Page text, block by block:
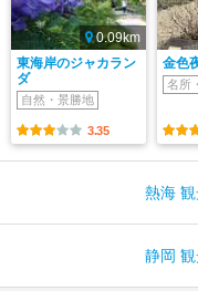
0.09km
東海岸のジャカラン
ダ
自然・景勝地
3.35
金色
名所
熱海
静岡